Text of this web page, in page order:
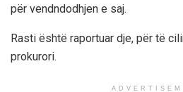
për vendndodhjen e saj.
Rasti është raportuar dje, për të
prokurori.